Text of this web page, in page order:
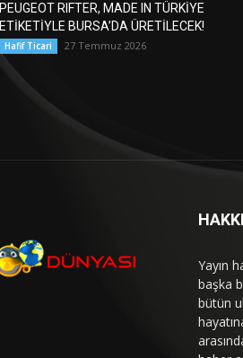
PEUGEOT RIFTER, MADE IN TÜRKİYE
ETİKETİYLE BURSA’DA ÜRETİLECEK!
Hafif Ticari 27 Temmuz 2026
Yayın
başka
bütün